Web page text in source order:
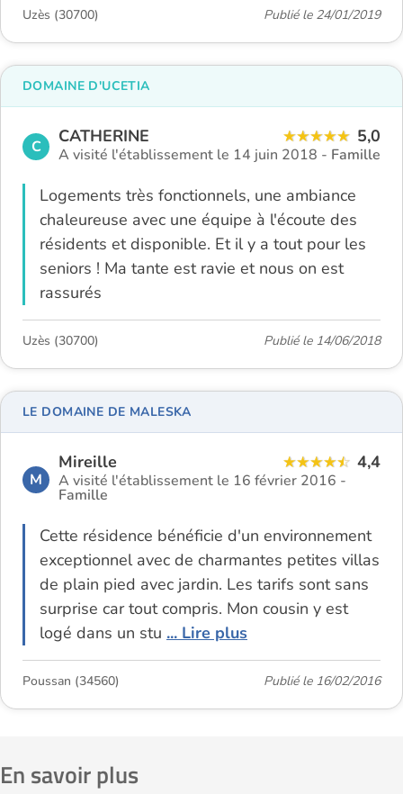
Uzès (30700) Publié le 24/01/2019
C
CATHERINE 5,0
A visité l'établissement le 14 juin 2018 - Famille
Logements très fonctionnels, une ambiance
chaleureuse avec une équipe à l'écoute des
résidents et disponible. Et il y a tout pour les
seniors ! Ma tante est ravie et nous on est
rassurés
DOMAINE D'UCETIA
Uzès (30700) Publié le 14/06/2018
M
Mireille 4,4
A visité l'établissement le 16 février 2016 -
Famille
Cette résidence bénéficie d'un environnement
exceptionnel avec de charmantes petites villas
de plain pied avec jardin. Les tarifs sont sans
surprise car tout compris. Mon cousin y est
logé dans un stu ... Lire plus
LE DOMAINE DE MALESKA
Poussan (34560) Publié le 16/02/2016
En savoir plus